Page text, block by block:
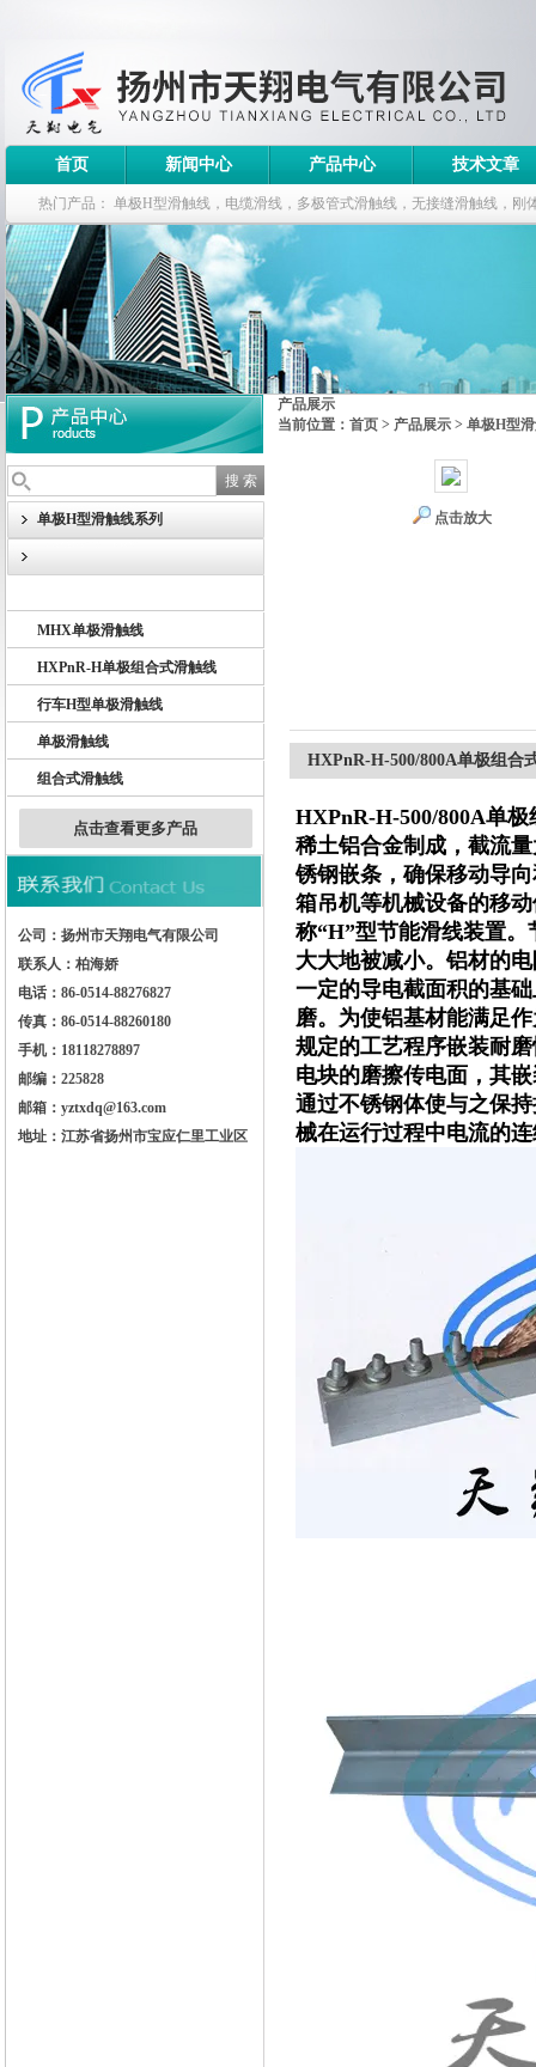
扬州市天翔电气有限公司
首页 新闻中心 产品中心 技术文章
热门产品： 单极H型滑触线，电缆滑线，多极管式滑触线，无接缝滑触线，刚
钢电缆滑车
单极H型滑触线系列
BHD单极滑触线
MHX单极滑触线
HXPnR-H单极组合式滑触线
行车H型单极滑触线
单极滑触线
组合式滑触线
点击查看更多产品
公司：扬州市天翔电气有限公司
联系人：柏海娇
电话：86-0514-88276827
传真：86-0514-88260180
手机：18118278897
邮编：225828
邮箱：yztxdq@163.com
地址：江苏省扬州市宝应仁里工业区
产品展示
当前位置： 首页 > 产品展示 > 单极H型
点击放大
HXPnR-H-500/800A单极组合
HXPnR-H-500/800A单
稀土铝合金制成，截流
锈钢嵌条，确保移动导
箱吊机等机械设备的移
称“H”型节能滑线装置
大大地被减小。铝材的
一定的导电截面积的基
磨。为使铝基材能满足
规定的工艺程序嵌装耐
电块的磨擦传电面，其
通过不锈钢体使与之保
械在运行过程中电流的